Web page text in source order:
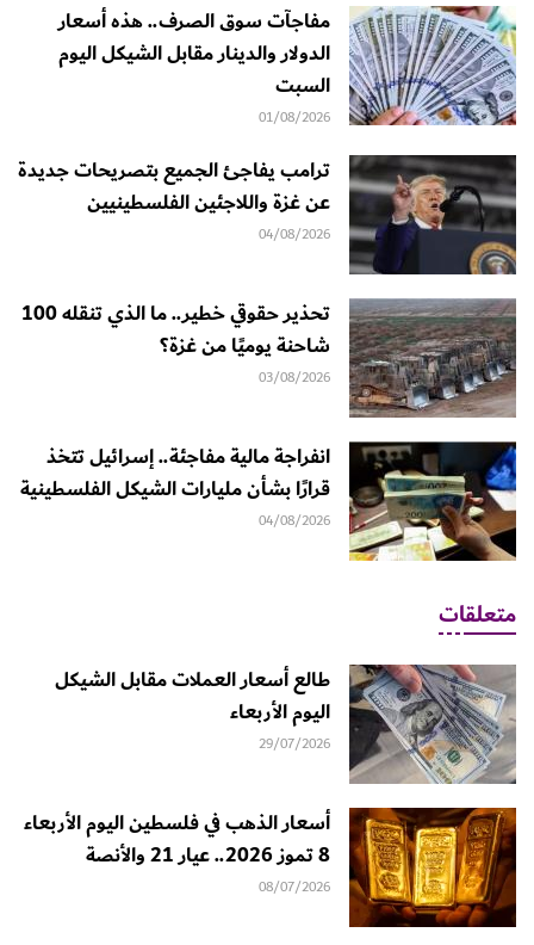
مفاجآت سوق الصرف.. هذه أسعار
الدولار والدينار مقابل الشيكل اليوم
السبت
01/08/2026
ترامب يفاجئ الجميع بتصريحات جديدة
عن غزة واللاجئين الفلسطينيين
04/08/2026
تحذير حقوقي خطير.. ما الذي تنقله 100
شاحنة يوميًا من غزة؟
03/08/2026
انفراجة مالية مفاجئة.. إسرائيل تتخذ
قرارًا بشأن مليارات الشيكل الفلسطينية
04/08/2026
متعلقات
طالع أسعار العملات مقابل الشيكل
اليوم الأربعاء
29/07/2026
أسعار الذهب في فلسطين اليوم الأربعاء
8 تموز 2026.. عيار 21 والأنصة
08/07/2026